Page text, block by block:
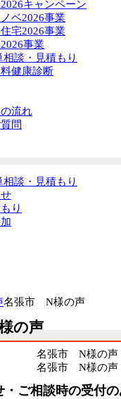
キャンペーン
ベ2026事業
宅2026事業
事業
談・見積もり
健康診断
流れ
問
談・見積もり
り
名張市 N様の声
の声
・ご相談時の受付